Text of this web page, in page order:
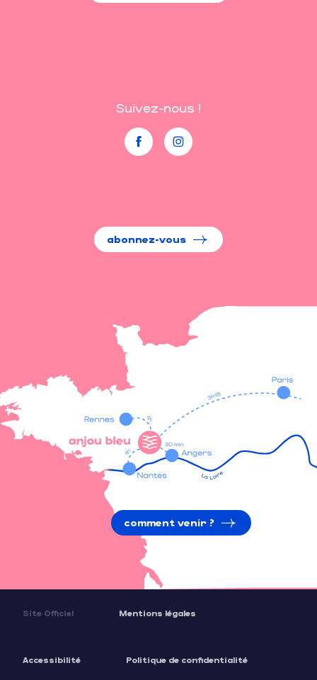
Suivez-nous !
abonnez-vous
comment venir ?
Site Officiel Mentions légales
Accessibilité Politique de confidentialité